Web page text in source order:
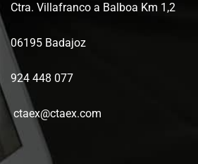
Ctra. Villafranco a Balboa Km 1,2
06195 Badajoz
924 448 077
ctaex@ctaex.com